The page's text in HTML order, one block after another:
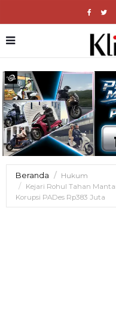
Beranda
Hukum
Kejari Rohul Tahan
Korupsi PADes Rp383 Juta